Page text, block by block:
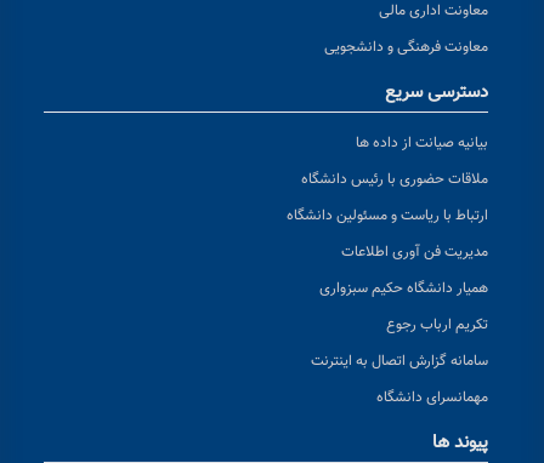
معاونت اداری مالی
معاونت فرهنگی و دانشجویی
دسترسی سریع
بیانیه صیانت از داده ها
ملاقات حضوری با رئیس دانشگاه
ارتباط با ریاست و مسئولین دانشگاه
مدیریت فن آوری اطلاعات
همیار دانشگاه حکیم سبزواری
تکریم ارباب رجوع
سامانه گزارش اتصال به اینترنت
مهمانسرای دانشگاه
پیوند ها